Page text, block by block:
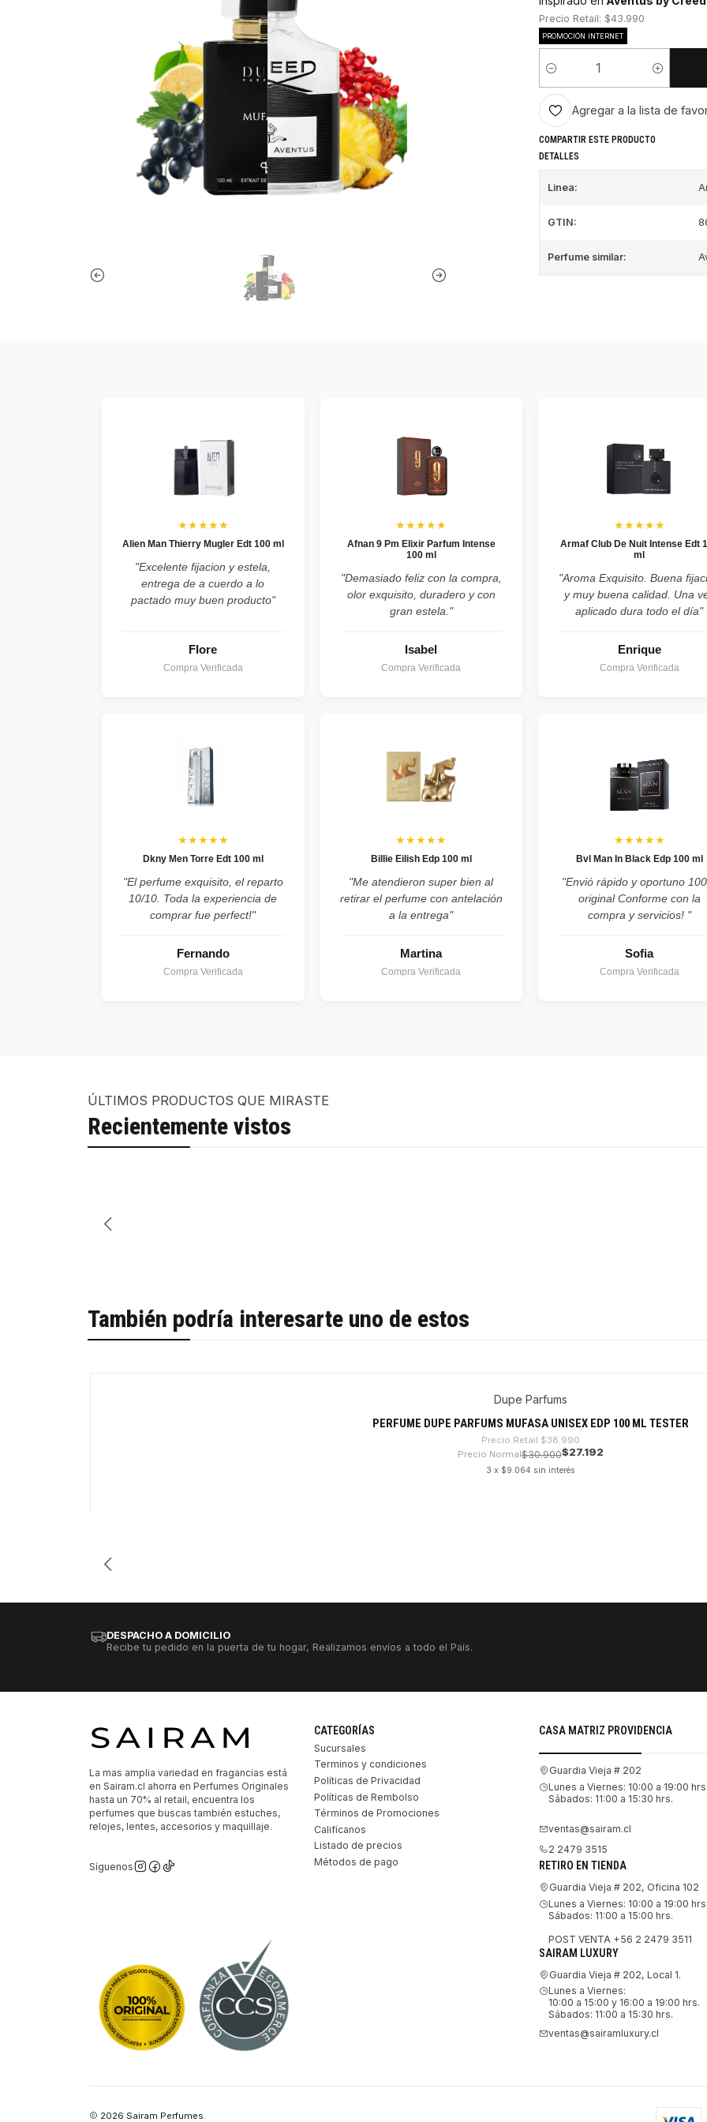
Precio Retail: $43.990
PROMOCIÓN INTERNET
Cantidad
Agregar a la lista de
COMPARTIR ESTE PRODUCTO
DETALLES
Linea:
GTIN:
Perfume similar:
★★★★★
Alien Man Thierry Mugler Edt 100 ml
"Excelente fijacion y estela,
entrega de a cuerdo a lo
pactado muy buen producto"
Flore
Compra Verificada
★★★★★
Afnan 9 Pm Elixir Parfum Intense
100 ml
"Demasiado feliz con la compra,
olor exquisito, duradero y con
gran estela."
Isabel
Compra Verificada
★★★★★
Armaf Club De Nuit Intense Edt
ml
"Aroma Exquisito. Buena
y muy buena calidad. Una
aplicado dura todo el día"
Enrique
Compra Verificada
★★★★★
Dkny Men Torre Edt 100 ml
"El perfume exquisito, el reparto
10/10. Toda la experiencia de
comprar fue perfect!"
Fernando
Compra Verificada
★★★★★
Billie Eilish Edp 100 ml
"Me atendieron super bien al
retirar el perfume con antelación
a la entrega"
Martina
Compra Verificada
★★★★★
Bvl Man In Black Edp 100 ml
"Envió rápido y oportuno
original Conforme con la
compra y servicios! "
Sofia
Compra Verificada
ÚLTIMOS PRODUCTOS QUE MIRASTE
Recientemente vistos
También podría interesarte uno de estos
Dupe Parfums
PERFUME DUPE PARFUMS MUFASA UNISEX EDP 100 ML TESTER
Precio Retail $38.990
Precio Normal$30.900$27.192
3 x $9.064 sin interés
DESPACHO A DOMICILIO
Recibe tu pedido en la puerta de tu hogar, Realizamos envíos a todo el País.
La mas amplia variedad en fragancias está
en Sairam.cl ahorra en Perfumes Originales
hasta un 70% al retail, encuentra los
perfumes que buscas también estuches,
relojes, lentes, accesorios y maquillaje.
Síguenos
CATEGORÍAS
Sucursales
Terminos y condiciones
Políticas de Privacidad
Políticas de Rembolso
Términos de Promociones
Califícanos
Listado de precios
Métodos de pago
CASA MATRIZ PROVIDENCIA
Guardia Vieja # 202
Lunes a Viernes: 10:00 a 19:00
Sábados: 11:00 a 15:30 hrs.
ventas@sairam.cl
2 2479 3515
RETIRO EN TIENDA
Guardia Vieja # 202, Oficina 102
Lunes a Viernes: 10:00 a 19:00
Sábados: 11:00 a 15:00 hrs.
POST VENTA +56 2 2479 3511
SAIRAM LUXURY
Guardia Vieja # 202, Local 1.
Lunes a Viernes:
10:00 a 15:00 y 16:00 a 19:00 hrs.
Sábados: 11:00 a 15:30 hrs.
ventas@sairamluxury.cl
2026 Sairam Perfumes.